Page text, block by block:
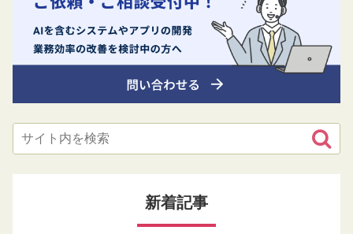
新着記事